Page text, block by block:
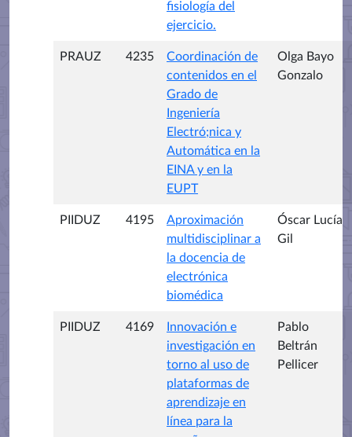
fisiología del
ejercicio.
PRAUZ 4235
Coordinación de
contenidos en el
Grado de
Ingeniería
Electró;nica y
Automática en la
EINA y en la
EUPT
Olga Bayo
Gonzalo
PIIDUZ 4195
Aproximación
multidisciplinar a
la docencia de
electrónica
biomédica
Óscar Lucía
Gil
PIIDUZ 4169
Innovación e
investigación en
torno al uso de
plataformas de
aprendizaje en
línea para la
Pablo
Beltrán
Pellicer